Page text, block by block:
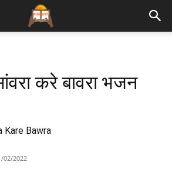
करे बावरा भजन
Kare Bawra
02/2022